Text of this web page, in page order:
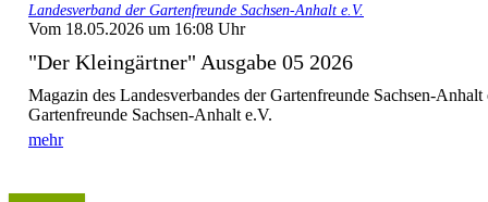
Landesverband der Gartenfreunde Sachsen-Anhalt e.V.
Vom 18.05.2026 um 16:08 Uhr
"Der Kleingärtner" Ausgabe 05 2026
Magazin des Landesverbandes der Gartenfreunde Sachsen-
Gartenfreunde Sachsen-Anhalt e.V.
mehr